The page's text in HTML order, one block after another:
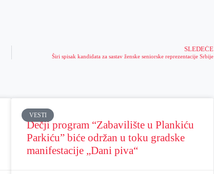
SLEDEĆE
Širi spisak kandidata za sastav ženske seniorske reprezentacije Srbije
VESTI
Dečji program “Zabavilište u Plankiću
Parkiću” biće održan u toku gradske
manifestacije „Dani piva“